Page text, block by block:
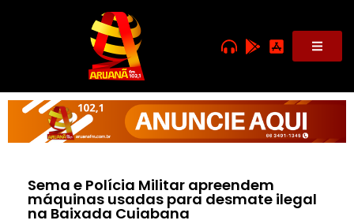
Sema e Polícia Militar apreendem
máquinas usadas para desmate ilegal
na Baixada Cuiabana